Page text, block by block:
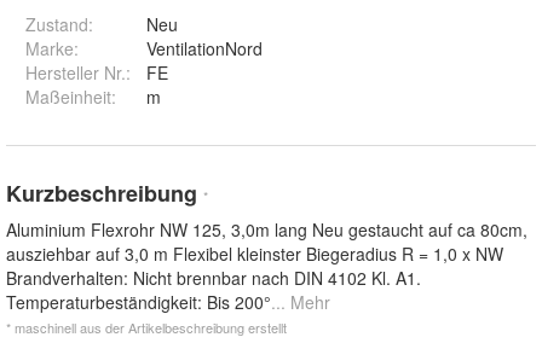
Zustand:
Neu
Marke:
VentilationNord
Hersteller Nr.:
FE
Maßeinheit: m
Kurzbeschreibung *
Aluminium Flexrohr NW 125, 3,0m lang Neu gestaucht auf ca 80cm,
ausziehbar auf 3,0 m Flexibel kleinster Biegeradius R = 1,0 x NW
Brandverhalten: Nicht brennbar nach DIN 4102 Kl. A1.
Temperaturbeständigkeit: Bis 200°... Mehr
* maschinell aus der Artikelbeschreibung erstellt